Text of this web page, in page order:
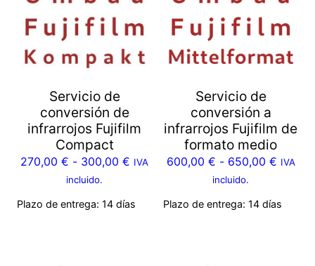
Servicio de
conversión de
infrarrojos Fujifilm
Compact
270,00 € - 300,00 € IVA
incluido.
Plazo de entrega: 14 días
Servicio de
conversión a
infrarrojos Fujifilm de
formato medio
600,00 € - 650,00 € IVA
incluido.
Plazo de entrega: 14 días